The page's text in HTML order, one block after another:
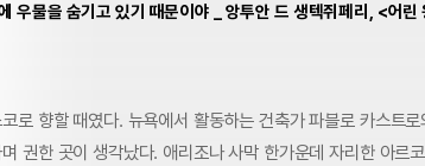
우물을 숨기고 있기 때문이야 _ 앙투안 드 생텍쥐페리, <어
로 향할 때였다. 뉴욕에서 활동하는 건축가 파블로 카스트
권한 곳이 생각났다. 애리조나 사막 한가운데 자리한 아르